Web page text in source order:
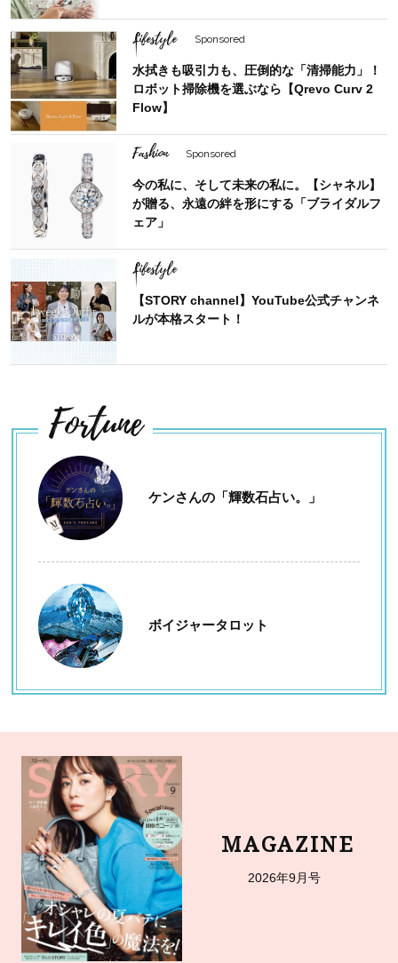
Lifestyle Sponsored
水拭きも吸引力も、圧倒的な「清掃能力」！
ロボット掃除機を選ぶなら【Qrevo Curv 2
Flow】
Fashion Sponsored
今の私に、そして未来の私に。【シャネル】
が贈る、永遠の絆を形にする「ブライダルフ
ェア」
Lifestyle
【STORY channel】YouTube公式チャンネ
ルが本格スタート！
Fortune
ケンさんの「輝数石占い。」
ボイジャータロット
MAGAZINE
2026年9月号